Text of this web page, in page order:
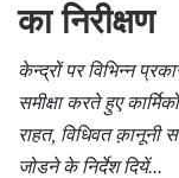
का निरीक्षण
केन्द्रों पर विभिन्न
समीक्षा करते हुए
राहत, विधिवत क़ानूनी
जोडने के निर्देश दियें...